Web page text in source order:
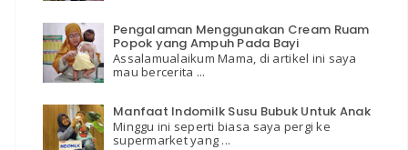
Pengalaman Menggunakan Cream Ruam
Popok yang Ampuh Pada Bayi
Assalamualaikum Mama, di artikel ini saya
mau bercerita ...
Manfaat Indomilk Susu Bubuk Untuk Anak
Minggu ini seperti biasa saya pergi ke
supermarket yang ...